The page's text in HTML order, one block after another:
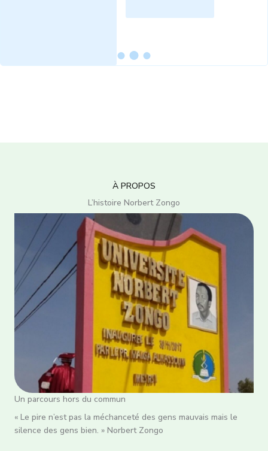
À PROPOS
L’histoire Norbert Zongo
Un parcours hors du commun
« Le pire n’est pas la méchanceté des gens mauvais mais le
silence des gens bien. » Norbert Zongo